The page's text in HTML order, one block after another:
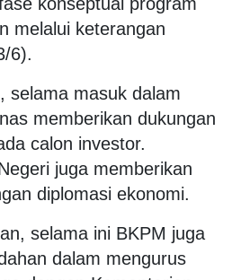
melalui keterangan
6).
selama masuk dalam
memberikan dukungan
calon investor.
juga memberikan
diplomasi ekonomi.
selama ini BKPM juga
dalam mengurus